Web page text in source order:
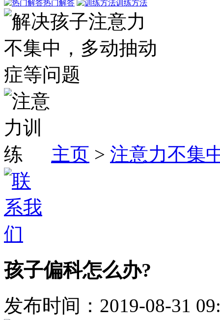
热门解答
训练方法
主页 > 注意力不集
孩子偏科怎么办?
发布时间：2019-08-31